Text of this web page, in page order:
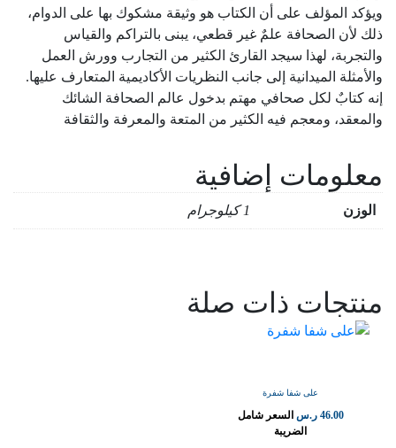
ويؤكد المؤلف على أن الكتاب هو وثيقة مشكوك بها على الدوام،
ذلك لأن الصحافة علمٌ غير قطعي، يبنى بالتراكم والقياس
والتجربة، لهذا سيجد القارئ الكثير من التجارب وورش العمل
والأمثلة الميدانية إلى جانب النظريات الأكاديمية المتعارف عليها.
إنه كتابٌ لكل صحافي مهتم بدخول عالم الصحافة الشائك
والمعقد، ومعجم فيه الكثير من المتعة والمعرفة والثقافة
معلومات إضافية
الوزن 1 كيلوجرام
منتجات ذات صلة
على شفا شفرة
46.00 ر.س السعر شامل
الضريبة